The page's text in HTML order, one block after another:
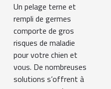
Un pelage terne et
rempli de germes
comporte de gros
risques de maladie
pour votre chien et
vous. De nombreuses
solutions s’offrent à